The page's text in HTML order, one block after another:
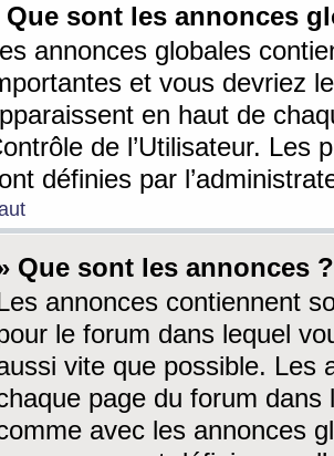
Que sont les annonces
annonces globales
et vous devriez
en haut de
de l’Utilisateur. Les
définies par
Que sont les annonces ?
annonces contiennent
le forum dans lequel
vite que possible. Les
page du forum dans
avec les annonces